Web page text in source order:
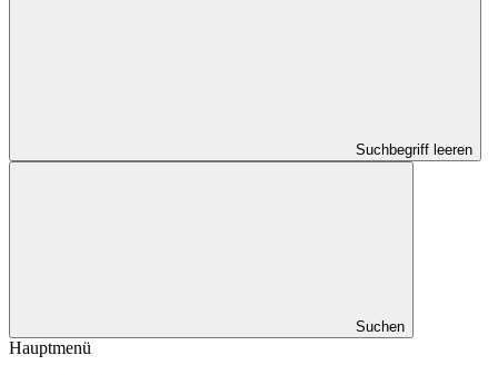
Suchbegriff leeren
Suchen
Hauptmenü